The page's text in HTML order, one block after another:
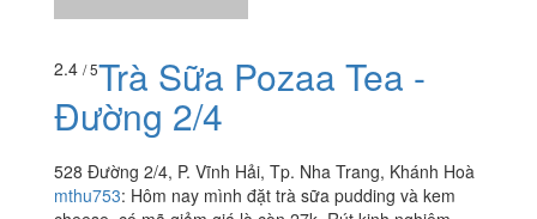
mthu753:Hôm nay mình đặt trà sữa pudding và kem
hôm trước uống trà đào cam sả của quán không cho
đyowjc 1 cái muỗng,...
2.5 / 5Trà Sữa Montocha